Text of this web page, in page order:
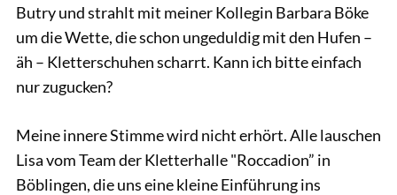
Butry und strahlt mit meiner Kollegin Barbara Böke
um die Wette, die schon ungeduldig mit den Hufen –
äh – Kletterschuhen scharrt. Kann ich bitte einfach
nur zugucken?
Meine innere Stimme wird nicht erhört. Alle lauschen
Lisa vom Team der Kletterhalle "Roccadion” in
Böblingen, die uns eine kleine Einführung ins